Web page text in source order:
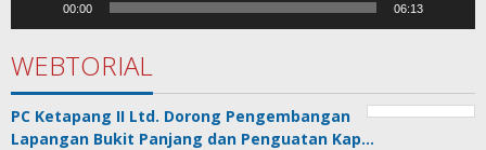
00:00 06:13
WEBTORIAL
PC Ketapang II Ltd. Dorong Pengembangan
Lapangan Bukit Panjang dan Penguatan Kap…